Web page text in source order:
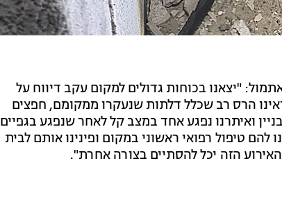
"יצאנו בכוחות גדולים למקום עקב דיווח על
ראינו הרס רב שכלל דלתות שנעקרו ממקומם, חפצים
ואיתרנו נפגע אחד במצב קל לאחר שנפגע בגפיים
טיפול רפואי ראשוני במקום ופינינו אותם לבית
הזה יכל להסתיים בצורה אחרת".